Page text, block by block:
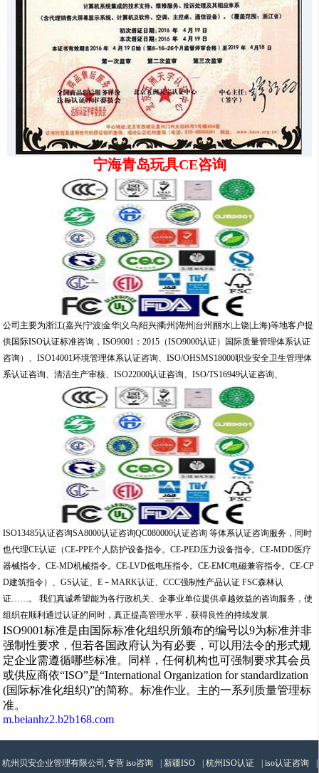
宁海青岛玩具CE咨询
公司主要为浙江(嘉兴|宁波|金华|义乌|绍兴|衢州|湖州|台州|丽水|上饶|上海)等地客户提
供国际ISO认证标准咨询，ISO9001：2015（ISO9000认证）国际质量管理体系认证
咨询）、ISO14001环境管理体系认证咨询、ISO/OHSMS18000职业安全卫生管理体
系认证咨询、清洁生产审核、ISO22000认证咨询、ISO/TS16949认证咨询、
ISO13485认证咨询SA8000认证咨询QC080000认证咨询 等体系认证咨询服务，同时
也代理CE认证（CE-PPE个人防护设备指令。CE-PED压力设备指令。CE-MDD医疗
器械指令。CE-MD机械指令。CE-LVD低电压指令。CE-EMC电磁兼容指令。CE-CP
D建筑指令）、GS认证、E－MARK认证、CCC强制性产品认证 FSC森林认
证……。 我们真诚希望能为各行政机关、企事业单位提供卓越效益的咨询服务，使
组织在顺利通过认证的同时，真正提高管理水平，获得良性的持续发展.
ISO9001标准是由国际标准化组织所颁布的编号以9为标准并非
强制性要求，但若各国政府认为有必要，可以用法令的形式规
定企业需遵循哪些标准。同样，任何机构也可强制要求其会员
或供应商依“ISO”是“International Organization for standardization
(国际标准化组织)”的简称。标准作业。主的一系列质量管理标
准。
m.beianhz2.b2b168.com
杭州贝安企业管理有限公司,专营 iso咨询 新疆ISO 杭州ISO认证 iso认证咨询